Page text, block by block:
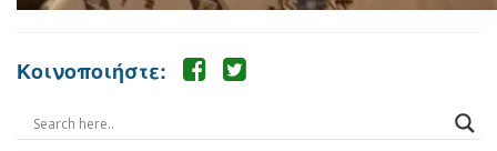
Κοινοποιήστε: